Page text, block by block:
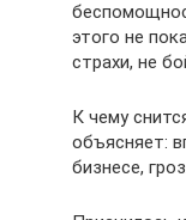
этого не
страхи, не
К чему
объясняет:
бизнесе,